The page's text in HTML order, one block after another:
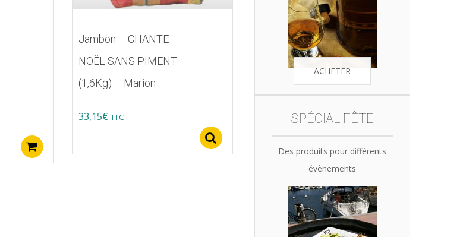
Jambon – CHANTE
NOËL SANS PIMENT
(1,6Kg) – Marion
33,15€ TTC
Select options
ACHETER
SPÉCIAL FÊTE
Des produits pour différents
évènements